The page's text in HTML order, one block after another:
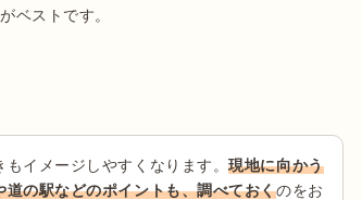
がベストです。
もイメージしやすくなります。現地に向かう
の駅などのポイントも、調べておくのをお